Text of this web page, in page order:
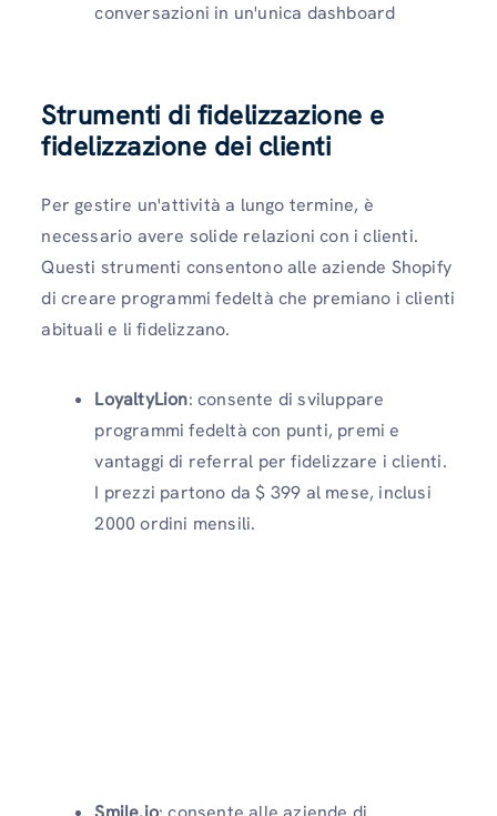
conversazioni in un'unica dashboard
Strumenti di fidelizzazione e
fidelizzazione dei clienti
Per gestire un'attività a lungo termine, è
necessario avere solide relazioni con i clienti.
Questi strumenti consentono alle aziende Shopify
di creare programmi fedeltà che premiano i clienti
abituali e li fidelizzano.
LoyaltyLion: consente di sviluppare
programmi fedeltà con punti, premi e
vantaggi di referral per fidelizzare i clienti.
I prezzi partono da $ 399 al mese, inclusi
2000 ordini mensili.